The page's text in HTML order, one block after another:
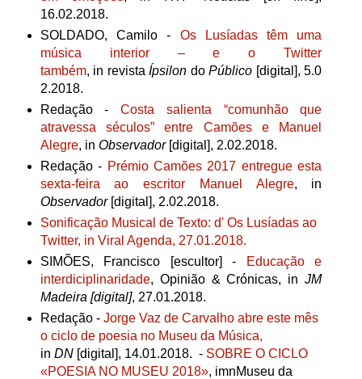
16.02.2018.
SOLDADO, Camilo - Os Lusíadas têm uma
música interior – e o Twitter
também, in revistaÍpsilon doPúblico [digital],5.0
2.2018.
Redação -Costa salienta “comunhão que
atravessa séculos” entre Camões e Manuel
Alegre, in Observador[digital], 2.02.2018.
Redação - Prémio Camões 2017 entregue esta
sexta-feira ao escritor Manuel Alegre, in
Observador[digital], 2.02.2018.
Sonificação Musical de Texto: d' Os Lusíadas ao
Twitter, in Viral Agenda, 27.01.2018.
SIMÕES, Francisco [escultor] -
Educação e
interdiciplinaridade, Opinião & Crónicas, inJM
Madeira [digital], 27.01.2018.
Redação - Jorge Vaz de Carvalho abre este mês
o ciclo de poesia no Museu da Música,
in DN[digital], 14.01.2018. - SOBRE O CICLO
«POESIA NO MUSEU 2018», imnMuseu da